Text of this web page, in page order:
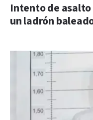
Intento de
un ladrón